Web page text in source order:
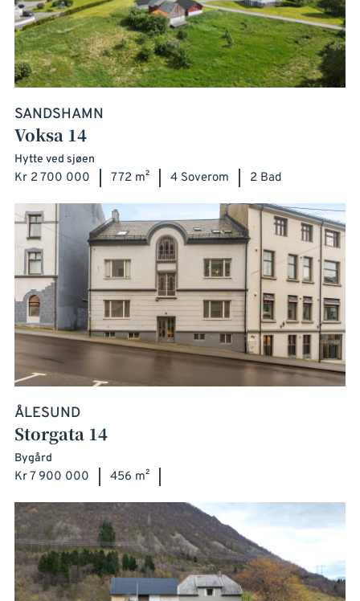
SANDSHAMN
Voksa 14
Hytte ved sjøen
Kr 2 700 000 772 m² 4 Soverom 2 Bad
ÅLESUND
Storgata 14
Bygård
Kr 7 900 000 456 m²